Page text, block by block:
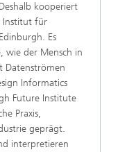
kooperiert
Institut für
Es
wie der Mensch in
Datenströmen
Informatics
Future Institute
Praxis,
geprägt.
interpretieren